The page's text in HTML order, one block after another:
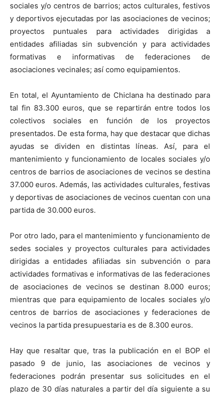
sociales y/o centros de barrios; actos culturales, festivos
y deportivos ejecutadas por las asociaciones de vecinos;
proyectos puntuales para actividades dirigidas a
entidades afiliadas sin subvención y para actividades
formativas e informativas de federaciones de
asociaciones vecinales; así como equipamientos.
En total, el Ayuntamiento de Chiclana ha destinado para
tal fin 83.300 euros, que se repartirán entre todos los
colectivos sociales en función de los proyectos
presentados. De esta forma, hay que destacar que dichas
ayudas se dividen en distintas líneas. Así, para el
mantenimiento y funcionamiento de locales sociales y/o
centros de barrios de asociaciones de vecinos se destina
37.000 euros. Además, las actividades culturales, festivas
y deportivas de asociaciones de vecinos cuentan con una
partida de 30.000 euros.
Por otro lado, para el mantenimiento y funcionamiento de
sedes sociales y proyectos culturales para actividades
dirigidas a entidades afiliadas sin subvención o para
actividades formativas e informativas de las federaciones
de asociaciones de vecinos se destinan 8.000 euros;
mientras que para equipamiento de locales sociales y/o
centros de barrios de asociaciones y federaciones de
vecinos la partida presupuestaria es de 8.300 euros.
Hay que resaltar que, tras la publicación en el BOP el
pasado 9 de junio, las asociaciones de vecinos y
federaciones podrán presentar sus solicitudes en el
plazo de 30 días naturales a partir del día siguiente a su